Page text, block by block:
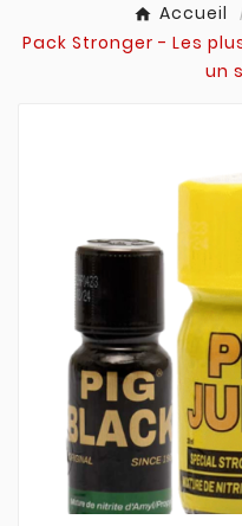
Accueil
Pack Stronger - Les
un